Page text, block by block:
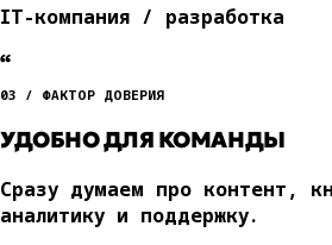
IT-компания / разработка
“
03 / ФАКТОР ДОВЕРИЯ
УДОБНО ДЛЯ КОМАНДЫ
Сразу думаем про контент,
аналитику и поддержку.